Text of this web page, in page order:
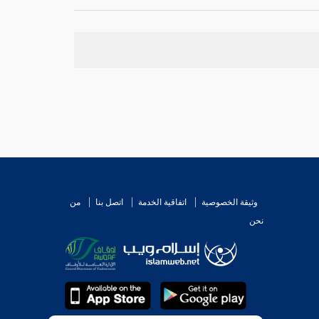
لا يزاد فيها ولا ينقص . قالأحمدنحوا من هذا
وثيقة الخصوصية اتفاقية الخدمة اتصل بنا
من
نحن